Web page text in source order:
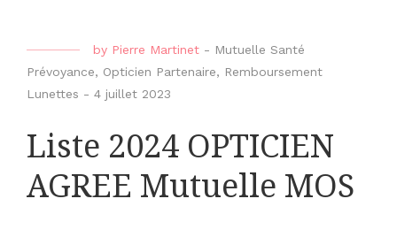
by Pierre Martinet - Mutuelle Santé
Prévoyance, Opticien Partenaire, Remboursement
Lunettes - 4 juillet 2023
Liste 2024 OPTICIEN
AGREE Mutuelle MOS